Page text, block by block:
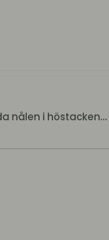
nålen i höstacken...